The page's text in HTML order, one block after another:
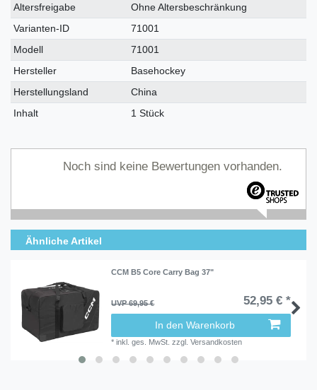
Altersfreigabe
Ohne Altersbeschränkung
Varianten-ID
71001
Modell
71001
Hersteller
Basehockey
Herstellungsland
China
Inhalt
1 Stück
Noch sind keine Bewertungen vorhanden.
Ähnliche Artikel
CCM B5 Core Carry Bag 37"
UVP 69,95 € 52,95 € *
In den Warenkorb
*inkl. ges. MwSt. zzgl.Versandkosten